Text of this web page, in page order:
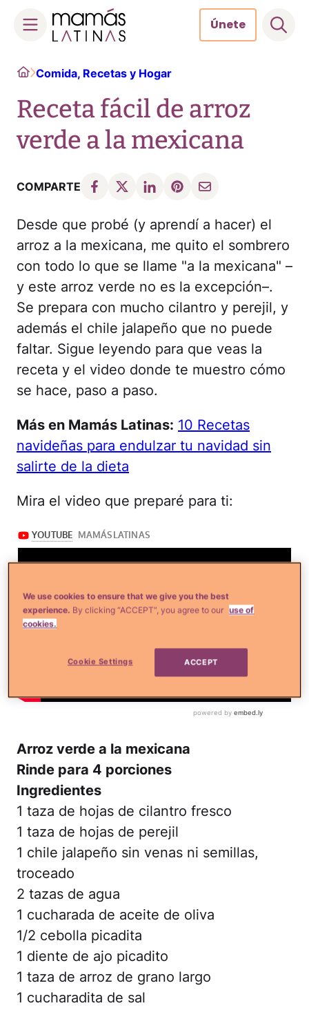
content
Únete
HomeComida, Recetas y Hogar
Receta fácil de arroz
verde a la mexicana
COMPARTE
Desde que probé (y aprendí a hacer) el
arroz a la mexicana, me quito el sombrero
con todo lo que se llame "a la mexicana" –
y este arroz verde no es la excepción–.
Se prepara con mucho cilantro y perejil, y
además el chile jalapeño que no puede
faltar. Sigue leyendo para que veas la
receta y el video donde te muestro cómo
se hace, paso a paso.
Más en Mamás Latinas: 10 Recetas
navideñas para endulzar tu navidad sin
salirte de la dieta
Mira el video que preparé para ti:
Arroz verde a la mexicana
Rinde para 4 porciones
Ingredientes
1 taza de hojas de cilantro fresco
1 taza de hojas de perejil
1 chile jalapeño sin venas ni semillas,
troceado
2 tazas de agua
1 cucharada de aceite de oliva
1/2 cebolla picadita
1 diente de ajo picadito
1 taza de arroz de grano largo
1 cucharadita de sal
We use cookies to ensure that we give you the best
experience. By clicking “ACCEPT”, you agree to our use of
cookies.
Cookie Settings ACCEPT